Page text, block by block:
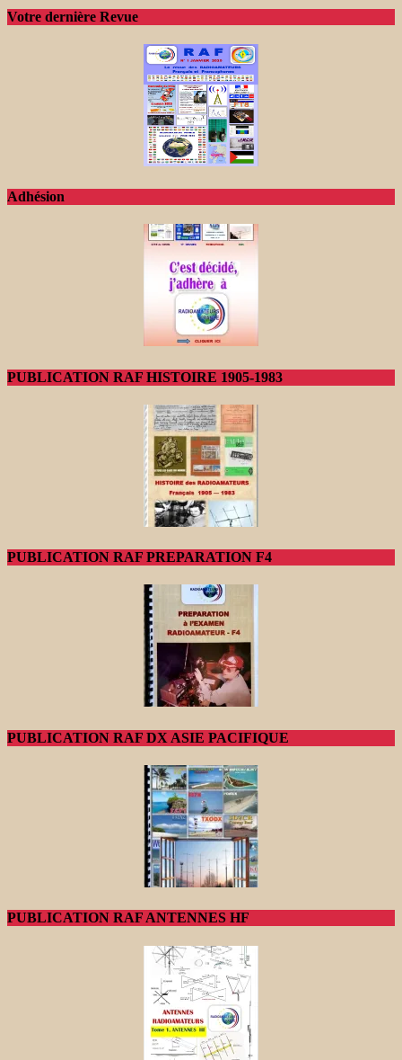
Votre dernière Revue
Adhésion
PUBLICATION RAF HISTOIRE 1905-1983
PUBLICATION RAF PREPARATION F4
PUBLICATION RAF DX ASIE PACIFIQUE
PUBLICATION RAF ANTENNES HF